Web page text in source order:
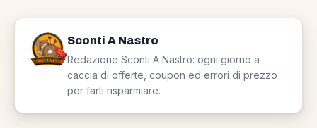
Sconti A Nastro
Redazione Sconti A Nastro: ogni giorno a
caccia di offerte, coupon ed errori di prezzo
per farti risparmiare.